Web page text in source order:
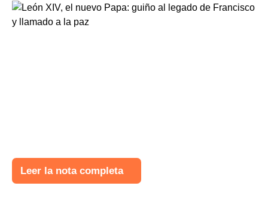
Leer la nota completa